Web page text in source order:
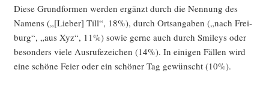
Die­se Grund­for­men wer­den ergänzt durch die Nen­nung des
Namens („[Lie­ber] Till“, 18%), durch Orts­an­ga­ben („nach Frei­
burg“, „aus Xyz“, 11%) sowie ger­ne auch durch Smi­leys oder
beson­ders vie­le Aus­ru­fe­zei­chen (14%). In eini­gen Fäl­len wird
eine schö­ne Fei­er oder ein schö­ner Tag gewünscht (10%).